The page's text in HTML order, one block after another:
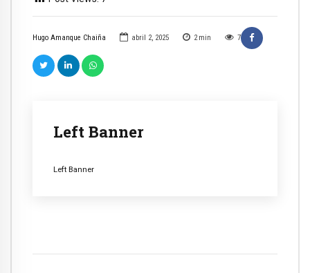
Hugo Amanque Chaiña abril 2, 2025 2 min 7
Left Banner
Left Banner